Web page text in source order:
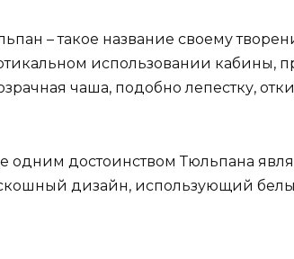
– такое название своему
использовании кабины,
чаша, подобно лепестку,
одним достоинством Тюльпана
дизайн, использующий